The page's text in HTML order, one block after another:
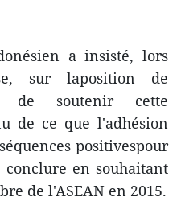
a insisté, lors
sur laposition de
de soutenir cette
de ce que l'adhésion
positivespour
conclure en souhaitant
de l'ASEAN en 2015.